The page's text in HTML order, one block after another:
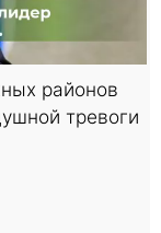
районов
тревоги